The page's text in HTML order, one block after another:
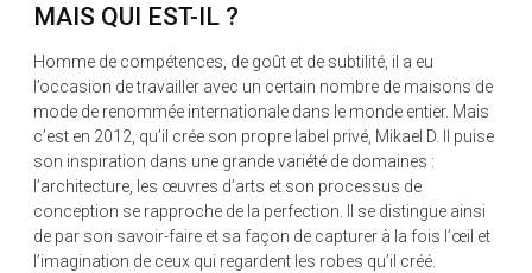
MAIS QUI EST-IL ?
Homme de compétences, de goût et de subtilité, il a eu
l’occasion de travailler avec un certain nombre de maisons de
mode de renommée internationale dans le monde entier. Mais
c’est en 2012, qu’il crée son propre label privé, Mikael D. Il puise
son inspiration dans une grande variété de domaines :
l’architecture, les œuvres d’arts et son processus de
conception se rapproche de la perfection. Il se distingue ainsi
de par son savoir-faire et sa façon de capturer à la fois l’œil et
l’imagination de ceux qui regardent les robes qu’il créé.